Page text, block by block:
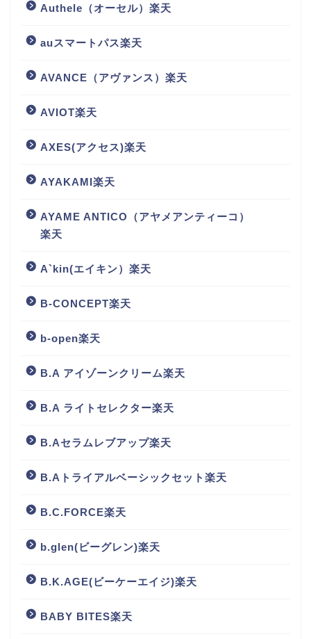
Authele（オーセル）楽天
auスマートパス楽天
AVANCE（アヴァンス）楽天
AVIOT楽天
AXES(アクセス)楽天
AYAKAMI楽天
AYAME ANTICO（アヤメアンティーコ）
楽天
A`kin(エイキン）楽天
B-CONCEPT楽天
b-open楽天
B.A アイゾーンクリーム楽天
B.A ライトセレクター楽天
B.Aセラムレブアップ楽天
B.Aトライアルベーシックセット楽天
B.C.FORCE楽天
b.glen(ビーグレン)楽天
B.K.AGE(ビーケーエイジ)楽天
BABY BITES楽天